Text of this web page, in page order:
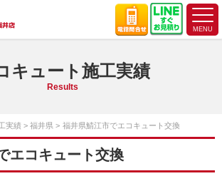
キュート施工実績
Results
実績 福井県 福井県鯖江市でエコキュート交換
エコキュート交換